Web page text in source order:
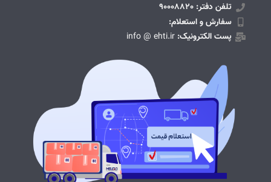
تلفن دفتر: 90008820
سفارش و استعلام:
پست الکترونیک: info @ ehti.ir